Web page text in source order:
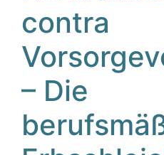
contra
– Die